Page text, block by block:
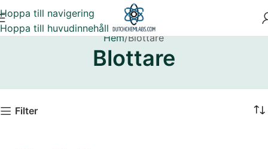
Hoppa till navigering
Hoppa till huvudinnehåll
Hem Blottare
Blottare
Filter